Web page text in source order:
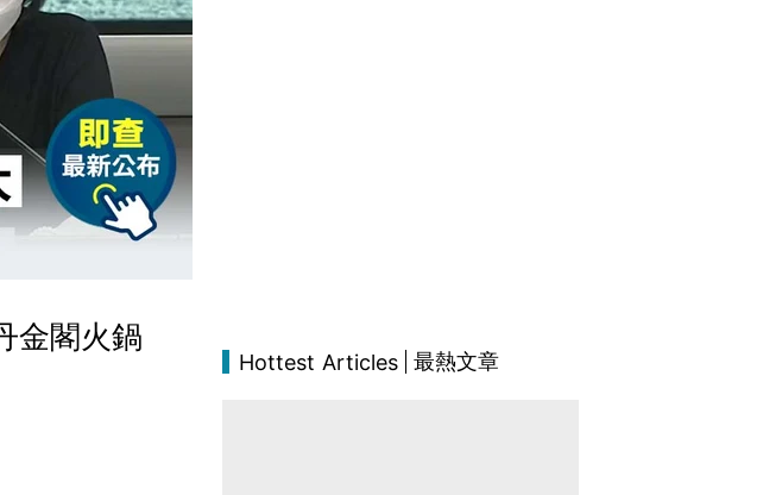
金閣火鍋
Hottest Articles 最熱文章